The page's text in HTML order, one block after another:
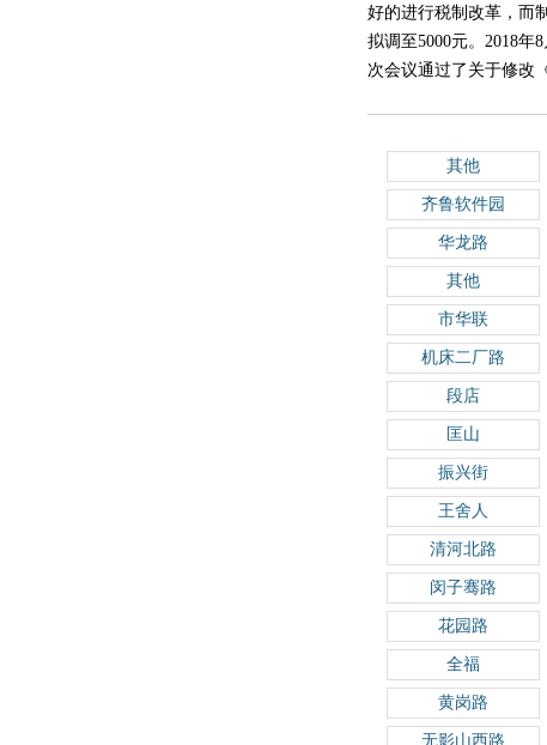
好的进行税制改革，而
拟调至5000元。2018年
次会议通过了关于修改
其他
齐鲁软件园
华龙路
其他
市华联
机床二厂路
段店
匡山
振兴街
王舍人
清河北路
闵子骞路
花园路
全福
黄岗路
无影山西路